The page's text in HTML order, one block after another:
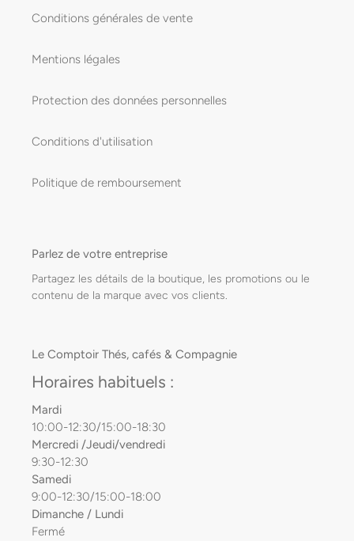
Conditions générales de vente
Mentions légales
Protection des données personnelles
Conditions d'utilisation
Politique de remboursement
Parlez de votre entreprise
Partagez les détails de la boutique, les promotions ou le
contenu de la marque avec vos clients.
Le Comptoir Thés, cafés & Compagnie
Horaires habituels :
Mardi
10:00-12:30/15:00-18:30
Mercredi /Jeudi/vendredi
9:30-12:30
Samedi
9:00-12:30/15:00-18:00
Dimanche / Lundi
Fermé